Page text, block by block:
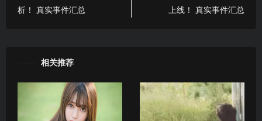
析！ 真实事件汇总
上线！ 真实事件汇总
相关推荐